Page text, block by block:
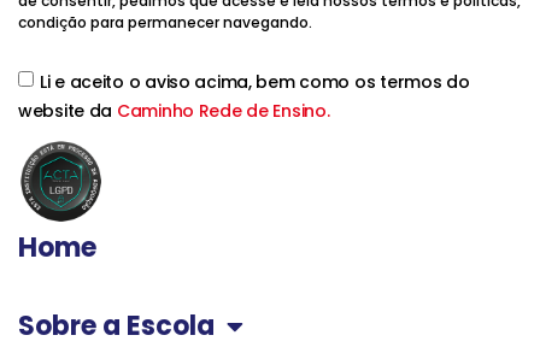
condição para permanecer navegando.
Li e aceito o aviso acima, bem como os termos do
website da Caminho Rede de Ensino.
Home
Sobre a Escola